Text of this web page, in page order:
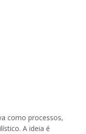
como processos,
A ideia é